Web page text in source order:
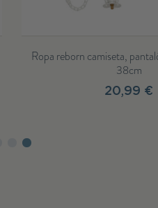
Ropa reborn jersey rosa,
gorro - 46cm
30,99 €